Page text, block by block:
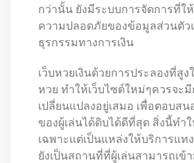
กว่านั้น ยังมีระบบการจัดการที่ใ
ความปลอดภัยของข้อมูลส่วนตัว
ธุรกรรมทางการเงิน
เว็บหวยเงินด้วยการประลองที่สู
หวย ทำให้เว็บไซต์ใหม่ๆควรจะ
เปลี่ยนแปลงอยู่เสมอ เพื่อตอบส
ของผู้เล่นได้ดิบได้ดีที่สุด สิ่งนี้ทำ
เฉพาะแต่เป็นแหล่งให้บริการแท
ยังเป็นสถานที่ที่ผู้เล่นสามารถเข้